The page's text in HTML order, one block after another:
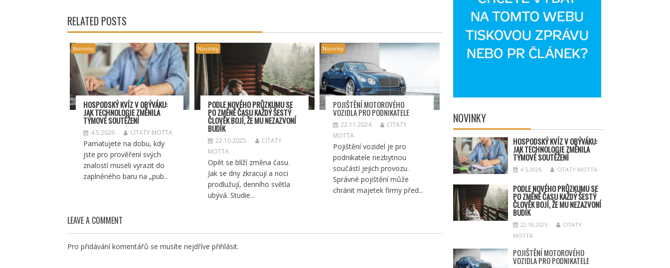
RELATED POSTS
Novinky
HOSPODSKÝKVÍZ V OBÝVÁKU:
JAK TECHNOLOGIE ZMĚNILA
TÝMOVÉ SOUTĚŽENÍ
4.5.2026 CITATY MOTTA
Pamatujete na dobu, kdy
jste pro prověření svých
znalostí museli vyrazit do
zaplněného baru na „pub...
Novinky
PODLE NOVÉHO PRŮZKUMU SE
PO ZMĚNĚ ČASU KAŽDÝ ŠESTÝ
ČLOVĚK BOJÍ, ŽE MU NEZAZVONÍ
BUDÍK
22.10.2025
CITATY
MOTTA
Opět se blíží změna času.
Jak se dny zkracují a noci
prodlužují, denního světla
ubývá. Studie...
Novinky
POJIŠTĚNÍ MOTOROVÉHO
VOZIDLA PRO PODNIKATELE
22.11.2024
CITATY
MOTTA
Pojištění vozidel je pro
podnikatele nezbytnou
součástí jejich provozu.
Správné pojištění může
chránit majetek firmy před...
LEAVE A COMMENT
Pro přidávání komentářů se musíte nejdříve přihlásit.
NOVINKY
HOSPODSKÝKVÍZ V OBÝVÁKU:
JAK TECHNOLOGIE ZMĚNILA
TÝMOVÉ SOUTĚŽENÍ
4.5.2026 CITATY MOTTA
PODLE NOVÉHO PRŮZKUMU SE
PO ZMĚNĚ ČASU KAŽDÝ ŠESTÝ
ČLOVĚK BOJÍ, ŽE MU NEZAZVONÍ
BUDÍK
22.10.2025
CITATY
MOTTA
POJIŠTĚNÍ MOTOROVÉHO
VOZIDLA PRO PODNIKATELE